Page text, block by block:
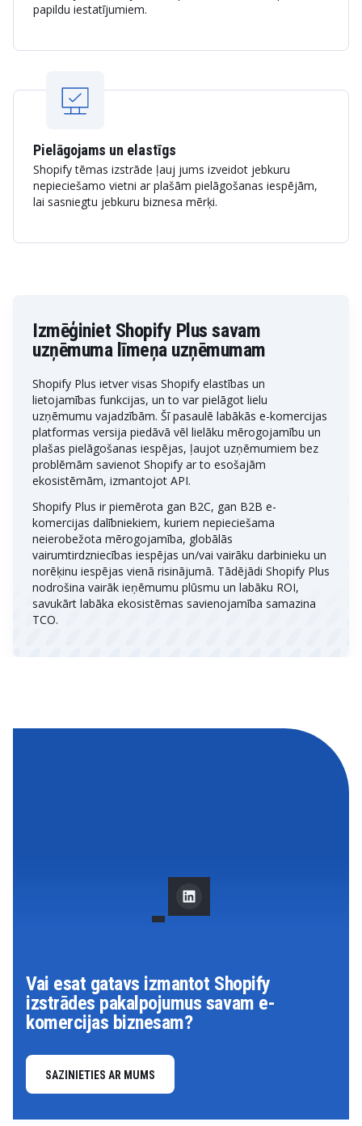
papildu iestatījumiem.
Pielāgojams un elastīgs
Shopify tēmas izstrāde ļauj jums izveidot jebkuru
nepieciešamo vietni ar plašām pielāgošanas iespējām,
lai sasniegtu jebkuru biznesa mērķi.
Izmēģiniet Shopify Plus savam
uzņēmuma līmeņa uzņēmumam
Shopify Plus ietver visas Shopify elastības un
lietojamības funkcijas, un to var pielāgot lielu
uzņēmumu vajadzībām. Šī pasaulē labākās e-komercijas
platformas versija piedāvā vēl lielāku mērogojamību un
plašas pielāgošanas iespējas, ļaujot uzņēmumiem bez
problēmām savienot Shopify ar to esošajām
ekosistēmām, izmantojot API.
Shopify Plus ir piemērota gan B2C, gan B2B e-
komercijas dalībniekiem, kuriem nepieciešama
neierobežota mērogojamība, globālās
vairumtirdzniecības iespējas un/vai vairāku darbinieku un
norēķinu iespējas vienā risinājumā. Tādējādi Shopify Plus
nodrošina vairāk ieņēmumu plūsmu un labāku ROI,
savukārt labāka ekosistēmas savienojamība samazina
TCO.
Vai esat gatavs izmantot Shopify
izstrādes pakalpojumus savam e-
komercijas biznesam?
SAZINIETIES AR MUMS